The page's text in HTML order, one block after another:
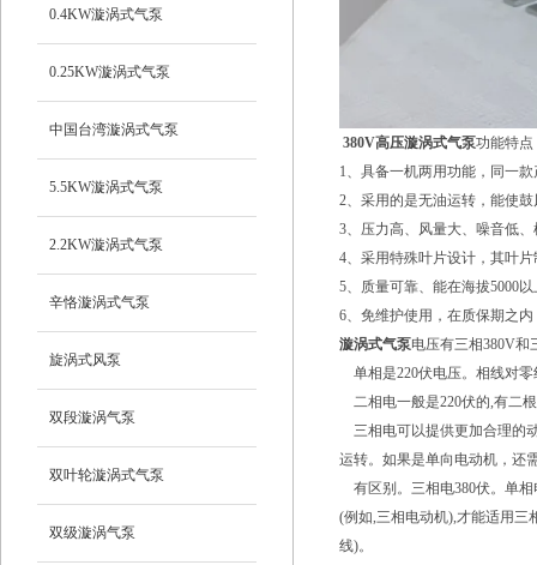
0.4KW漩涡式气泵
0.25KW漩涡式气泵
中国台湾漩涡式气泵
5.5KW漩涡式气泵
2.2KW漩涡式气泵
辛恪漩涡式气泵
旋涡式风泵
双段漩涡气泵
双叶轮漩涡式气泵
双级漩涡气泵
380V高压漩涡式气泵功能特点
1、具备一机两用功能，同一
2、采用的是无油运转，能使
3、压力高、风量大、噪音低
4、采用特殊叶片设计，其叶
5、质量可靠、能在海拔5000
6、免维护使用，在质保期之
漩涡式气泵电压有三相380V和
单相是220伏电压。相线对零
二相电一般是220伏的,有二
三相电可以提供更加合理的
运转。如果是单向电动机，还
有区别。三相电380伏。单相
(例如,三相电动机),才能适用三
线)。